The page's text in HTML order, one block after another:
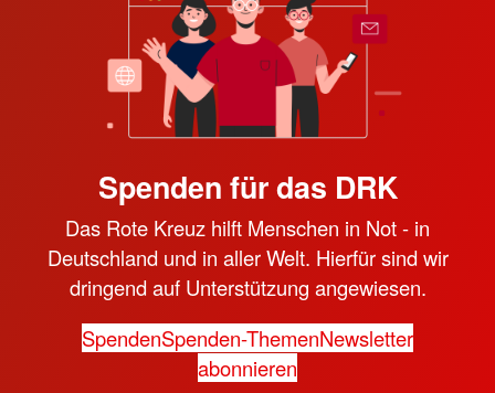
Spenden für das DRK
Das Rote Kreuz hilft Menschen in Not - in
Deutschland und in aller Welt. Hierfür sind wir
dringend auf Unterstützung angewiesen.
SpendenSpenden-ThemenNewsletter
abonnieren